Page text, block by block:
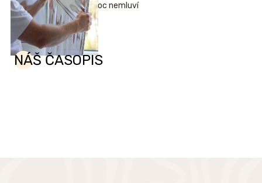
moc nemluví
NÁŠ ČASOPIS